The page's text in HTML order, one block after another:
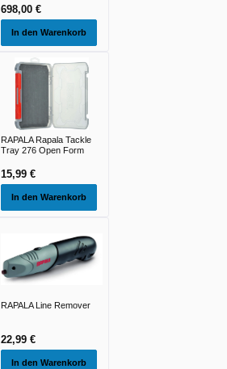
698,00 €
In den Warenkorb
RAPALA Rapala Tackle
Tray 276 Open Form
15,99 €
In den Warenkorb
RAPALA Line Remover
22,99 €
In den Warenkorb